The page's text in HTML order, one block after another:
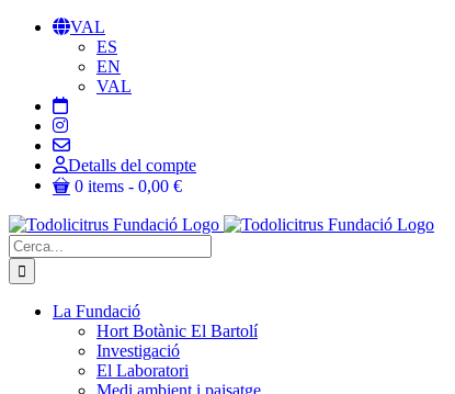
Skip
VAL
ES
EN
VAL
Detalls del compte
0 items
0,00 €
Cerca:
La Fundació
Hort Botànic El Bartolí
Investigació
El Laboratori
Medi ambient i paisatge